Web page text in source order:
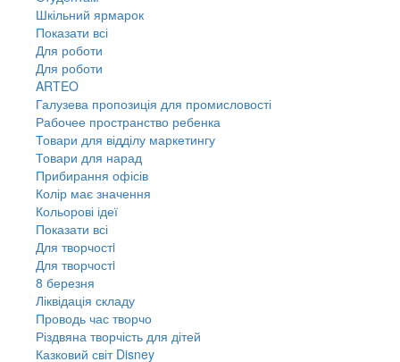
Шкільний ярмарок
Показати всі
Для роботи
Для роботи
ARTEO
Галузева пропозиція для промисловості
Рабочее пространство ребенка
Товари для відділу маркетингу
Товари для нарад
Прибирання офісів
Колір має значення
Кольорові ідеї
Показати всі
Для творчостi
Для творчостi
8 березня
Ліквідація складу
Проводь час творчо
Різдвяна творчість для дітей
Казковий світ Disney